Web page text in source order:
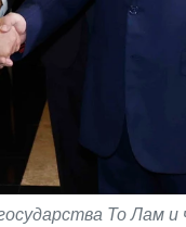
То Лам и